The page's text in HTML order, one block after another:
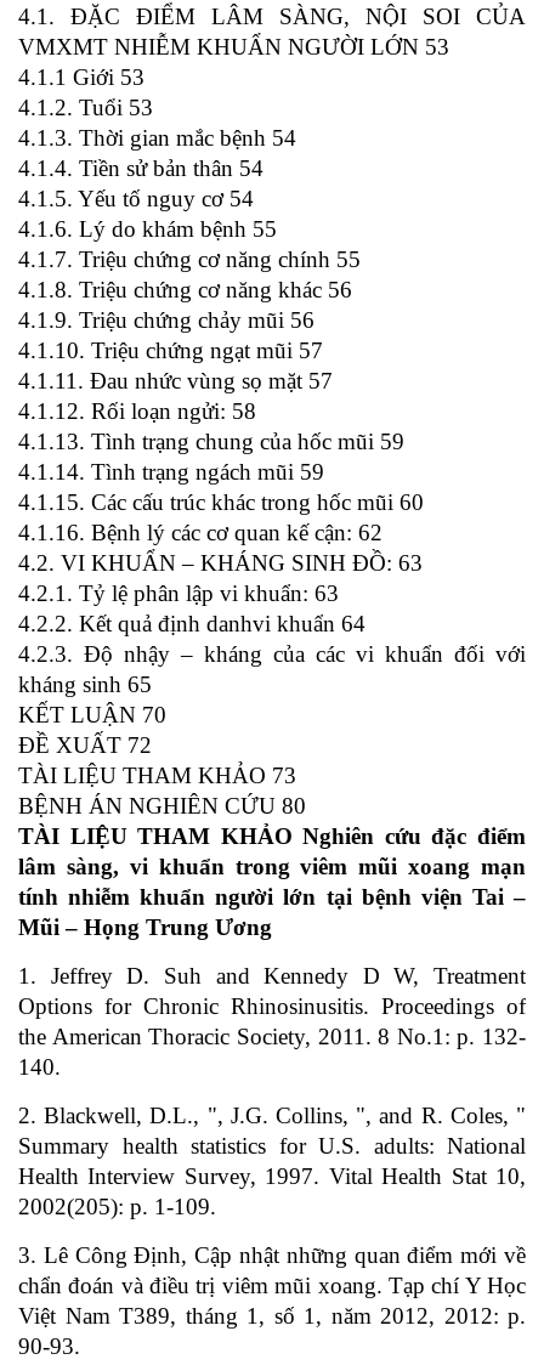
4.1. ĐẶC ĐIỂM LÂM SÀNG, NỘI SOI CỦA
VMXMT NHIỄM KHUẨN NGƯỜI LỚN 53
4.1.1 Giới 53
4.1.2. Tuổi 53
4.1.3. Thời gian mắc bệnh 54
4.1.4. Tiền sử bản thân 54
4.1.5. Yếu tố nguy cơ 54
4.1.6. Lý do khám bệnh 55
4.1.7. Triệu chứng cơ năng chính 55
4.1.8. Triệu chứng cơ năng khác 56
4.1.9. Triệu chứng chảy mũi 56
4.1.10. Triệu chứng ngạt mũi 57
4.1.11. Đau nhức vùng sọ mặt 57
4.1.12. Rối loạn ngửi: 58
4.1.13. Tình trạng chung của hốc mũi 59
4.1.14. Tình trạng ngách mũi 59
4.1.15. Các cấu trúc khác trong hốc mũi 60
4.1.16. Bệnh lý các cơ quan kế cận: 62
4.2. VI KHUẨN – KHÁNG SINH ĐỒ: 63
4.2.1. Tỷ lệ phân lập vi khuẩn: 63
4.2.2. Kết quả định danhvi khuẩn 64
4.2.3. Độ nhậy – kháng của các vi khuẩn đối với
kháng sinh 65
KẾT LUẬN 70
ĐỀ XUẤT 72
TÀI LIỆU THAM KHẢO 73
BỆNH ÁN NGHIÊN CỨU 80
TÀI LIỆU THAM KHẢO Nghiên cứu đặc điểm
lâm sàng, vi khuẩn trong viêm mũi xoang mạn
tính nhiễm khuẩn người lớn tại bệnh viện Tai –
Mũi – Họng Trung Ương
1. Jeffrey D. Suh and Kennedy D W, Treatment
Options for Chronic Rhinosinusitis. Proceedings of
the American Thoracic Society, 2011. 8 No.1: p. 132-
140.
2. Blackwell, D.L., ", J.G. Collins, ", and R. Coles, "
Summary health statistics for U.S. adults: National
Health Interview Survey, 1997. Vital Health Stat 10,
2002(205): p. 1-109.
3. Lê Công Định, Cập nhật những quan điểm mới về
chẩn đoán và điều trị viêm mũi xoang. Tạp chí Y Học
Việt Nam T389, tháng 1, số 1, năm 2012, 2012: p.
90-93.